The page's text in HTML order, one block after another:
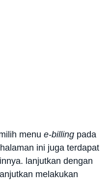
menu e-billing pada
ini juga terdapat
lanjutkan dengan
melakukan